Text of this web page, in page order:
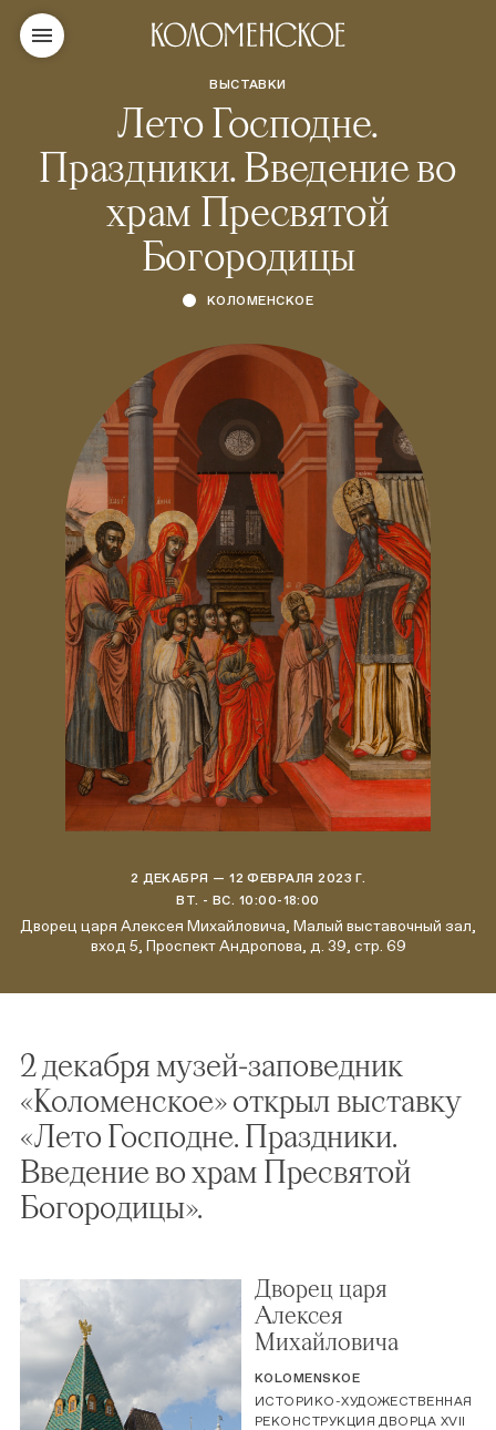
ВЫСТАВКИ
Лето Господне.
Праздники. Введение во
храм Пресвятой
Богородицы
КОЛОМЕНСКОЕ
2 ДЕКАБРЯ — 12 ФЕВРАЛЯ 2023 Г.
ВТ. - ВС. 10:00-18:00
Дворец царя Алексея Михайловича, Малый выставочный зал,
вход 5, Проспект Андропова, д. 39, стр. 69
2 декабря музей-заповедник
«Коломенское» открыл выставку
«Лето Господне. Праздники.
Введение во храм Пресвятой
Богородицы».
Дворец царя
Алексея
Михайловича
KOLOMENSKOE
ИСТОРИКО-ХУДОЖЕСТВЕННАЯ
РЕКОНСТРУКЦИЯ ДВОРЦА XVII